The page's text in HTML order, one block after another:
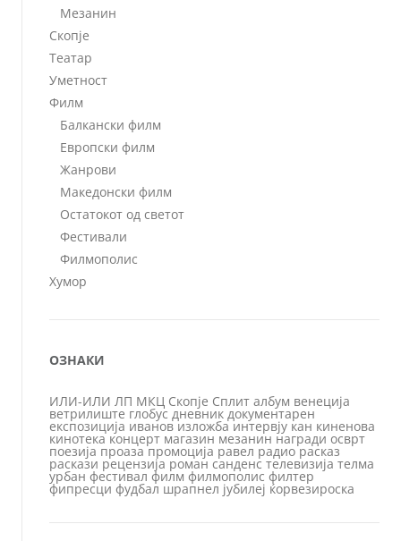
Мезанин
Скопје
Театар
Уметност
Филм
Балкански филм
Европски филм
Жанрови
Македонски филм
Остатокот од светот
Фестивали
Филмополис
Хумор
ОЗНАКИ
ИЛИ-ИЛИ ЛП МКЦ Скопје Сплит албум венеција
ветрилиште глобус дневник документарен
експозиција иванов изложба интервју кан киненова
кинотека концерт магазин мезанин награди осврт
поезија проаза промоција равел радио расказ
раскази рецензија роман санденс телевизија телма
урбан фестивал филм филмополис филтер
фипресци фудбал шрапнел јубилеј ќорвезироска